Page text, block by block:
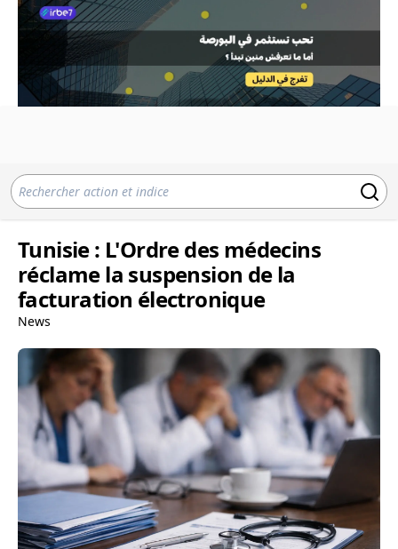
Tunisie : L'Ordre des médecins
réclame la suspension de la
facturation électronique
News